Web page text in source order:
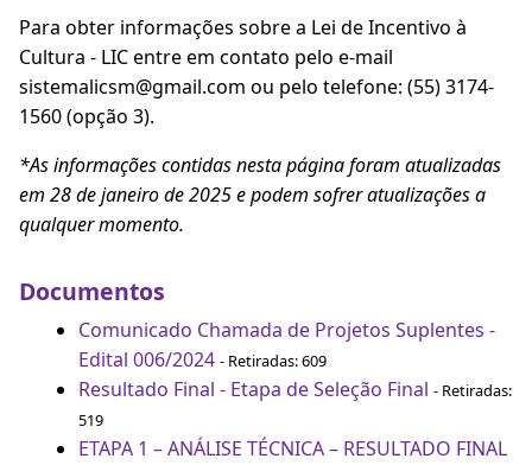
Para obter informações sobre a Lei de Incentivo à
Cultura - LIC entre em contato pelo e-mail
sistemalicsm@gmail.com ou pelo telefone: (55) 3174-
1560 (opção 3).
*As informações contidas nesta página foram atualizadas
em 28 de janeiro de 2025 e podem sofrer atualizações a
qualquer momento.
Documentos
Comunicado Chamada de Projetos Suplentes -
Edital 006/2024 - Retiradas: 609
Resultado Final - Etapa de Seleção Final - Retiradas:
519
ETAPA 1 – ANÁLISE TÉCNICA – RESULTADO FINAL